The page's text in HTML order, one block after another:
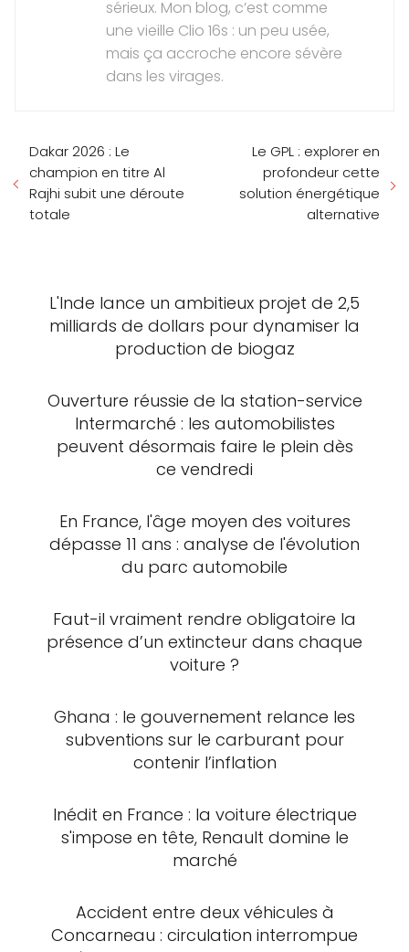
sérieux. Mon blog, c’est comme
une vieille Clio 16s : un peu usée,
mais ça accroche encore sévère
dans les virages.
Dakar 2026 : Le
champion en titre Al
Rajhi subit une déroute
totale
Le GPL : explorer en
profondeur cette
solution énergétique
alternative
L'Inde lance un ambitieux projet de 2,5
milliards de dollars pour dynamiser la
production de biogaz
Ouverture réussie de la station-service
Intermarché : les automobilistes
peuvent désormais faire le plein dès
ce vendredi
En France, l'âge moyen des voitures
dépasse 11 ans : analyse de l'évolution
du parc automobile
Faut-il vraiment rendre obligatoire la
présence d’un extincteur dans chaque
voiture ?
Ghana : le gouvernement relance les
subventions sur le carburant pour
contenir l’inflation
Inédit en France : la voiture électrique
s'impose en tête, Renault domine le
marché
Accident entre deux véhicules à
Concarneau : circulation interrompue